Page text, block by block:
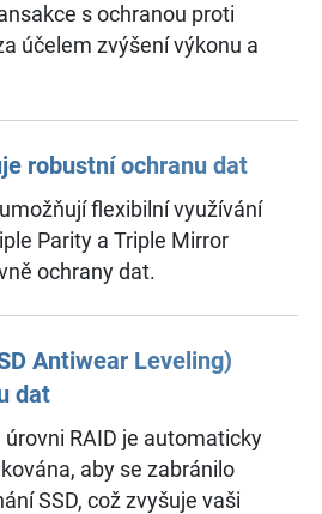
s ochranou proti
účelem zvýšení výkonu a
robustní ochranu dat
flexibilní využívání
Parity a Triple Mirror
ochrany dat.
Antiwear Leveling)
dat
RAID je automaticky
aby se zabránilo
SSD, což zvyšuje vaši